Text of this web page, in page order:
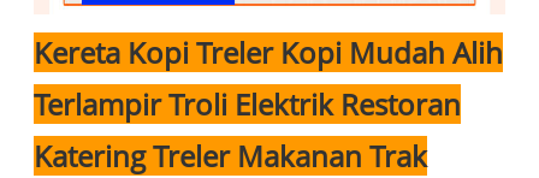
Kereta Kopi Treler Kopi Mudah Alih
Terlampir Troli Elektrik Restoran
Katering Treler Makanan Trak